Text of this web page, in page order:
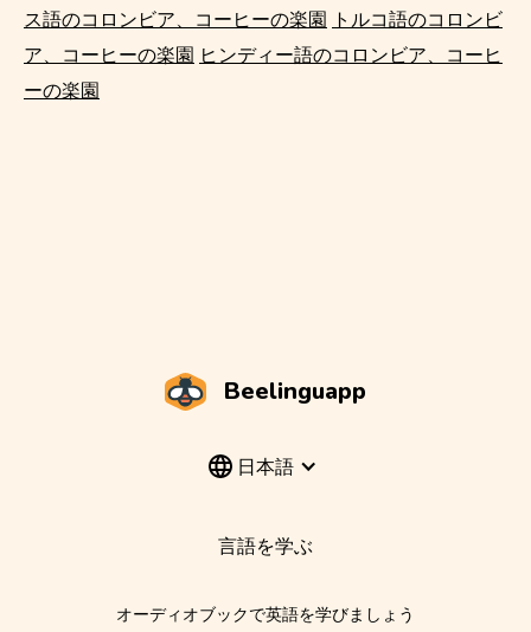
ス語のコロンビア、コーヒーの楽園 トルコ語のコロンビ
ア、コーヒーの楽園 ヒンディー語のコロンビア、コーヒ
ーの楽園
Beelinguapp
日本語
言語を学ぶ
オーディオブックで英語を学びましょう